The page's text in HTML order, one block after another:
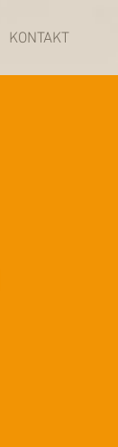
KONTAKT